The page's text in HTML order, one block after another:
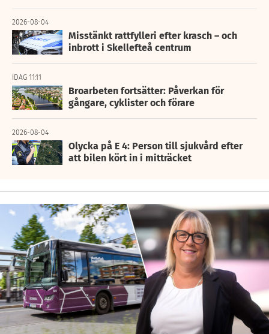
2026-08-04
Misstänkt rattfylleri efter krasch – och
inbrott i Skellefteå centrum
IDAG 11:11
Broarbeten fortsätter: Påverkan för
gångare, cyklister och förare
2026-08-04
Olycka på E 4: Person till sjukvård efter
att bilen kört in i mitträcket